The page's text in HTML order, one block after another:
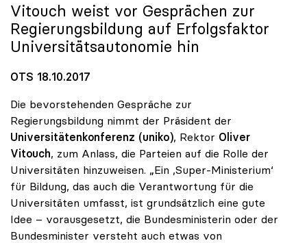
Vitouch weist vor Gesprächen zur
Regierungsbildung auf Erfolgsfaktor
Universitätsautonomie hin
OTS 18.10.2017
Die bevorstehenden Gespräche zur
Regierungsbildung nimmt der Präsident der
Universitätenkonferenz (uniko), Rektor Oliver
Vitouch, zum Anlass, die Parteien auf die Rolle der
Universitäten hinzuweisen. „Ein ‚Super-Ministerium‘
für Bildung, das auch die Verantwortung für die
Universitäten umfasst, ist grundsätzlich eine gute
Idee – vorausgesetzt, die Bundesministerin oder der
Bundesminister versteht auch etwas von